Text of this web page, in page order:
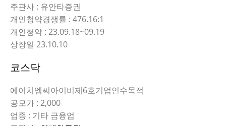
주관사 : 유안타증권
개인청약경쟁률 : 476.16:1
개인청약 : 23.09.18~09.19
상장일 23.10.10
코스닥
에이치엠씨아이비제6호기업인수목적
공모가 : 2,000
업종 : 기타 금융업